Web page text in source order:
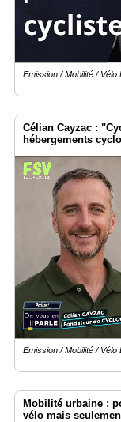
Emission / Mobilité / Vélo
Célian Cayzac :
hébergements
Emission / Mobilité / Vélo
Mobilité urbaine :
vélo mais